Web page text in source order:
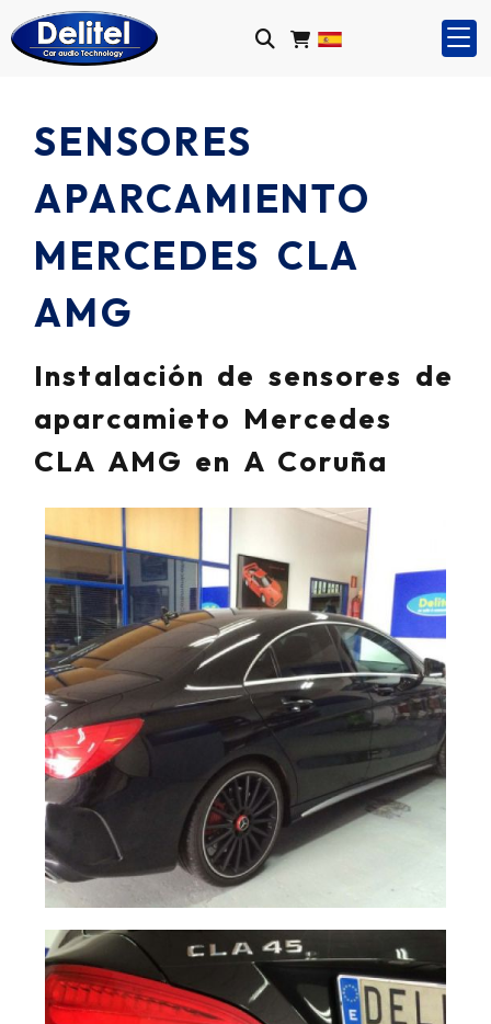
SENSORES
APARCAMIENTO
MERCEDES CLA
AMG
Instalación de sensores de
aparcamieto Mercedes
CLA AMG en A Coruña
Sensores de
aparcamiento de
alta calidad,
integrados en las
Ampliar